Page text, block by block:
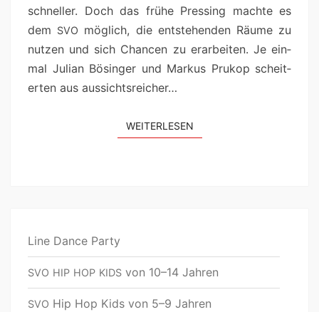
schneller. Doch das frühe Press­ing machte es
dem SVO möglich, die entste­hen­den Räume zu
nutzen und sich Chan­cen zu erar­beit­en. Je ein­
mal Julian Bösinger und Markus Prukop scheit­
erten aus aussichtsreicher…
WEIT­ER­LESEN
Line Dance Party
SVO HIP HOP KIDS von 10–14 Jahren
SVO Hip Hop Kids von 5–9 Jahren